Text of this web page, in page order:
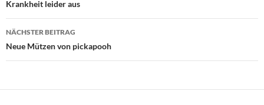
Krankheit leider aus
NÄCHSTER BEITRAG
Neue Mützen von pickapooh